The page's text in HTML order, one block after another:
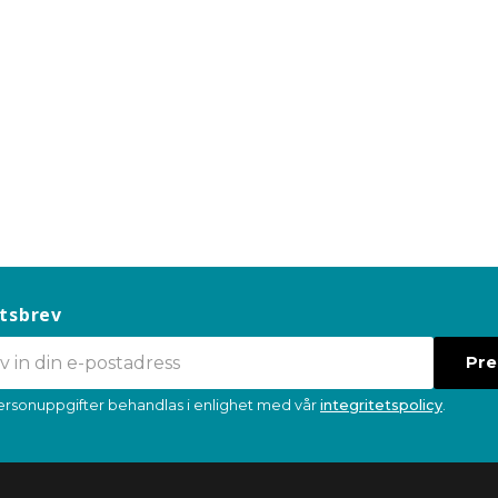
behandlas i enlighet med vårintegritetspolicy.